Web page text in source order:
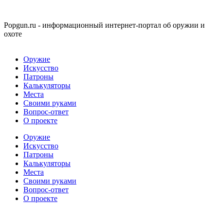
Popgun.ru - информационный интернет-портал об оружии и
охоте
Оружие
Искусство
Патроны
Калькуляторы
Места
Своими руками
Вопрос-ответ
О проекте
Оружие
Искусство
Патроны
Калькуляторы
Места
Своими руками
Вопрос-ответ
О проекте